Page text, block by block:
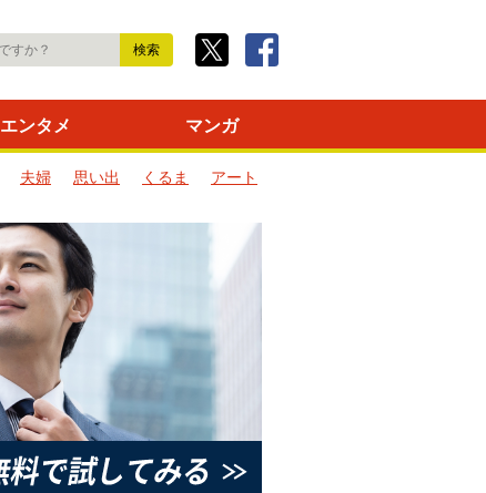
エンタメ マンガ
夫婦 思い出 くるま
アート